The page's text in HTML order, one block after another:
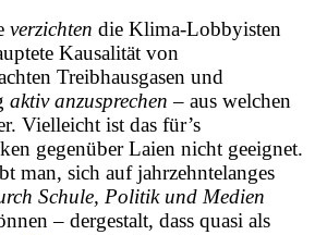
verzichten die Klima-Lobbyisten
Kausalität von
Treibhausgasen und
aktiv anzusprechen – aus welchen
Vielleicht ist das für’s
gegenüber Laien nicht geeignet.
man, sich auf jahrzehntelanges
Schule, Politik und Medien
– dergestalt, dass quasi als